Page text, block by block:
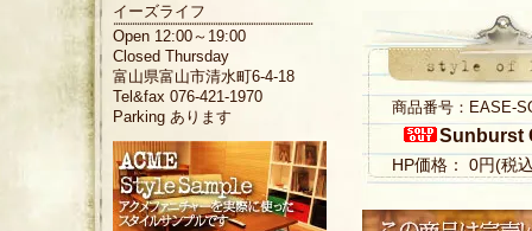
商品番号：EASE-
Sunburst
HP価格： 0円(税
イーズライフ
Open 12:00～19:00
Closed Thursday
富山県富山市清水町6-4-18
Tel&fax 076-421-1970
Parking あります